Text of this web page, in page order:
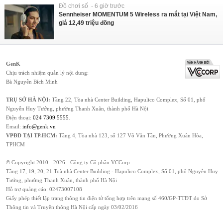
Đồ chơi số - 6 giờ trước
Sennheiser MOMENTUM 5 Wireless ra mắt tại Việt Nam,
giá 12,49 triệu đồng
GenK
Chịu trách nhiệm quản lý nội dung:
Bà Nguyễn Bích Minh
TRỤ SỞ HÀ NỘI: Tầng 22, Tòa nhà Center Building, Hapulico Complex, Số 01, phố
Nguyễn Huy Tưởng, phường Thanh Xuân, thành phố Hà Nội
Điện thoại: 024 7309 5555
Email: info@genk.vn
VPĐD TẠI TP.HCM: Tầng 4, Tòa nhà 123, số 127 Võ Văn Tần, Phường Xuân Hòa,
TPHCM
© Copyright 2010 - 2026 - Công ty Cổ phần VCCorp
Tầng 17, 19, 20, 21 Toà nhà Center Building - Hapulico Complex, Số 01, phố Nguyễn Huy
Tưởng, phường Thanh Xuân, thành phố Hà Nội
Hỗ trợ quảng cáo: 02473007108
Giấy phép thiết lập trang thông tin điện tử tổng hợp trên mạng số 460/GP-TTĐT do Sở
Thông tin và Truyền thông Hà Nội cấp ngày 03/02/2016